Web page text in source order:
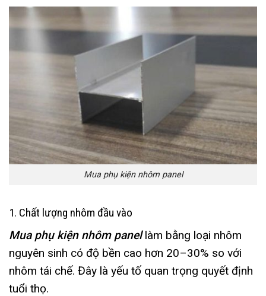
Mua phụ kiện nhôm panel
1. Chất lượng nhôm đầu vào
Mua phụ kiện nhôm panellàm bằng loại nhôm
nguyên sinh có độ bền cao hơn 20–30% so với
nhôm tái chế. Đây là yếu tố quan trọng quyết định
tuổi thọ.